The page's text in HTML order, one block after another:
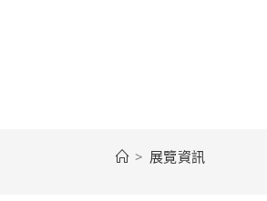
> 展覽資訊